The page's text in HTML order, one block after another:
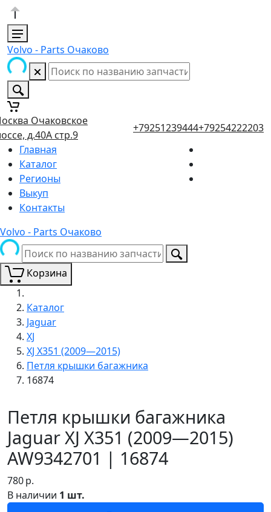
Volvo - Parts Очаково
Очаковское
д.40А стр.9
+79251239444+79254222203
Главная
Каталог
Регионы
Выкуп
Контакты
Volvo - Parts Очаково
Корзина
Каталог
Jaguar
XJ
XJ X351 (2009—2015)
Петля крышки багажника
16874
Петля крышки багажника
Jaguar XJ X351 (2009—2015)
AW9342701 | 16874
780р.
В наличии 1 шт.